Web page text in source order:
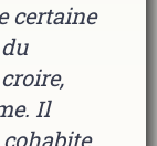
certaine
Il